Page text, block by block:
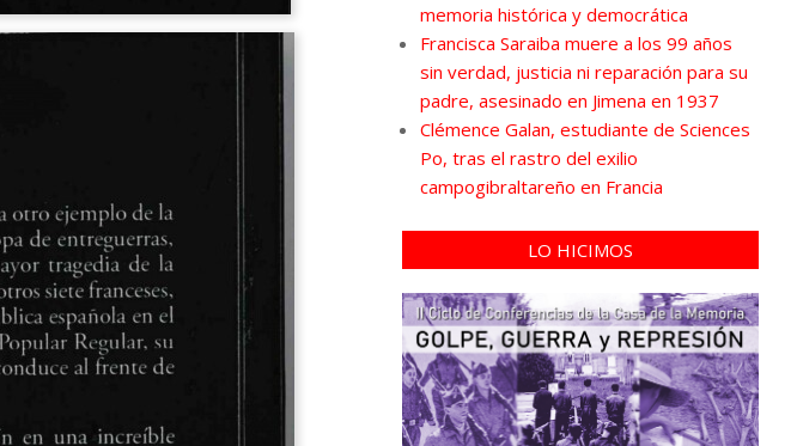
memoria histórica y democrática
Francisca Saraiba muere a los 99 años
sin verdad, justicia ni reparación para su
padre, asesinado en Jimena en 1937
Clémence Galan, estudiante de Sciences
Po, tras el rastro del exilio
campogibraltareño en Francia
LO HICIMOS